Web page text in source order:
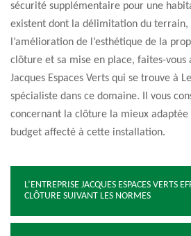
sécurité supplémentaire pour une
existent dont la délimitation du terrain,
l’amélioration de l’esthétique de la
clôture et sa mise en place, faites-vous
Jacques Espaces Verts qui se trouve à
spécialiste dans ce domaine. Il vous
concernant la clôture la mieux
budget affecté à cette installation.
L’ENTREPRISE JACQUES ESPACES VERTS
CLÔTURE SUIVANT LES NORMES